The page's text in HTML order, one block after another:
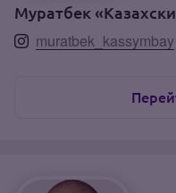
Муратбек
muratbek_kassymbay